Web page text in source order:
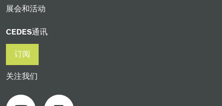
展会和活动
CEDES通讯
订阅
关注我们